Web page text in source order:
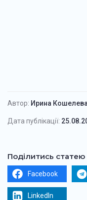
Автор: Ирина Кошелева
Дата публікації:
Поділитись статею
Facebook
LinkedIn